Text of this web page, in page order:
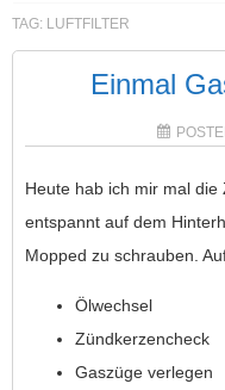
TAG: LUFTFILTER
Einmal
Heute hab ich mir mal
entspannt auf dem
Mopped zu schrauben.
Ölwechsel
Zündkerzencheck
Gaszüge verlegen